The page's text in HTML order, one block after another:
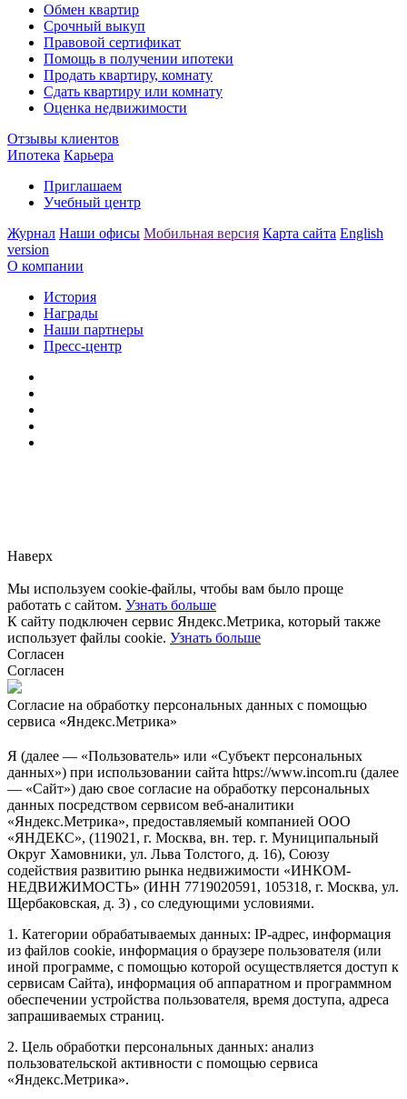
Обмен квартир
Срочный выкуп
Правовой сертификат
Помощь в получении ипотеки
Продать квартиру, комнату
Сдать квартиру или комнату
Оценка недвижимости
Отзывы клиентов
Ипотека Карьера
Приглашаем
Учебный центр
Журнал Наши офисы Мобильная версия Карта сайта English
version
О компании
История
Награды
Наши партнеры
Пресс-центр
Наверх
Мы используем cookie-файлы, чтобы вам было проще
работать с сайтом. Узнать больше
К сайту подключен сервис Яндекс.Метрика, который также
использует файлы cookie. Узнать больше
Согласен
Согласен
Согласие на обработку персональных данных с помощью
сервиса «Яндекс.Метрика»
Я (далее — «Пользователь» или «Субъект персональных
данных») при использовании сайта https://www.incom.ru (далее
— «Сайт») даю свое согласие на обработку персональных
данных посредством сервисом веб-аналитики
«Яндекс.Метрика», предоставляемый компанией ООО
«ЯНДЕКС», (119021, г. Москва, вн. тер. г. Муниципальный
Округ Хамовники, ул. Льва Толстого, д. 16), Союзу
содействия развитию рынка недвижимости «ИНКОМ-
НЕДВИЖИМОСТЬ» (ИНН 7719020591, 105318, г. Москва, ул.
Щербаковская, д. 3) , со следующими условиями.
1. Категории обрабатываемых данных: IP-адрес, информация
из файлов cookie, информация о браузере пользователя (или
иной программе, с помощью которой осуществляется доступ к
сервисам Сайта), информация об аппаратном и программном
обеспечении устройства пользователя, время доступа, адреса
запрашиваемых страниц.
2. Цель обработки персональных данных: анализ
пользовательской активности с помощью сервиса
«Яндекс.Метрика».